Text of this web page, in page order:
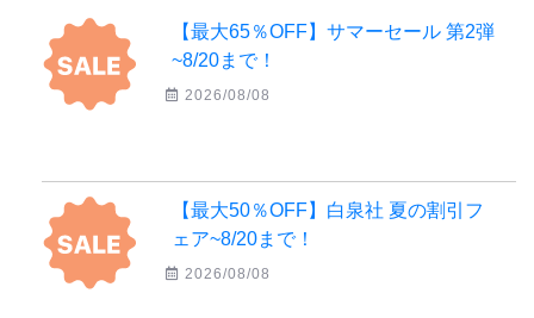
【最大65％OFF】サマーセール 第2弾
~8/20まで！
2026/08/08
【最大50％OFF】白泉社 夏の割引フ
ェア~8/20まで！
2026/08/08